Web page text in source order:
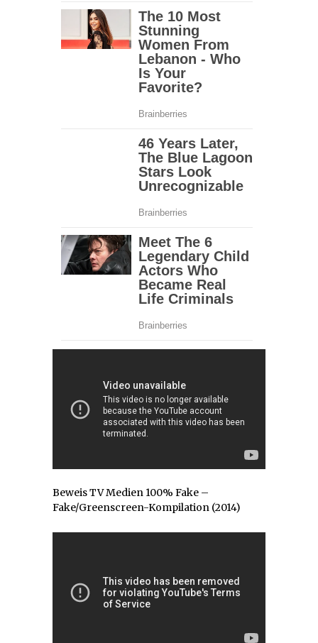
Beweis TV Medien 100% Fake –
Fake/Greenscreen-Kompilation (2014)